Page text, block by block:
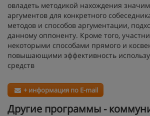
овладеть методикой нахождения
аргументов для конкретного
методов и способов аргументации,
данному оппоненту. Кроме того,
некоторыми способами прямого и
повышающими эффективность
средств
+ информация по E-mail
Другие программы -